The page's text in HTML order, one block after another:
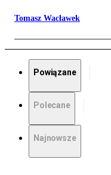
Tomasz Wacławek
Powiązane
Polecane
Najnowsze